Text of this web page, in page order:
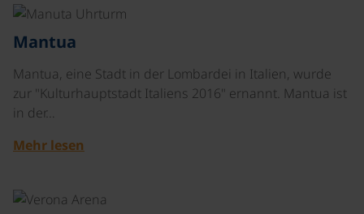
Mantua
Mantua, eine Stadt in der Lombardei in Italien, wurde
zur "Kulturhauptstadt Italiens 2016" ernannt. Mantua ist
in der…
Mehr lesen